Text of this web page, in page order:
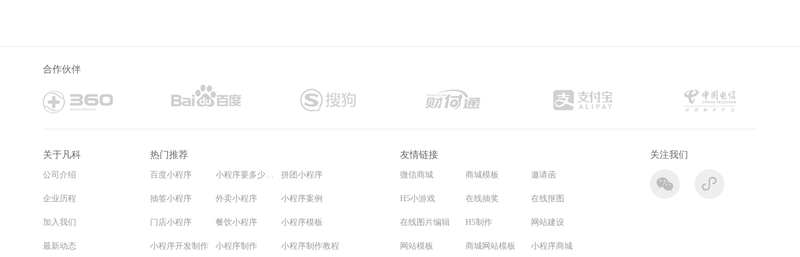
合作伙伴
关于凡科
公司介绍
企业历程
加入我们
最新动态
热门推荐
百度小程序 小程序要多少钱能开发 拼团小程序
抽签小程序 外卖小程序 小程序案例
门店小程序 餐饮小程序 小程序模板
小程序开发制作 小程序制作 小程序制作教程
友情链接
微信商城 商城模板 邀请函
H5小游戏 在线抽奖 在线抠图
在线图片编辑 H5制作 网站建设
网站模板 商城网站模板 小程序商城
关注我们